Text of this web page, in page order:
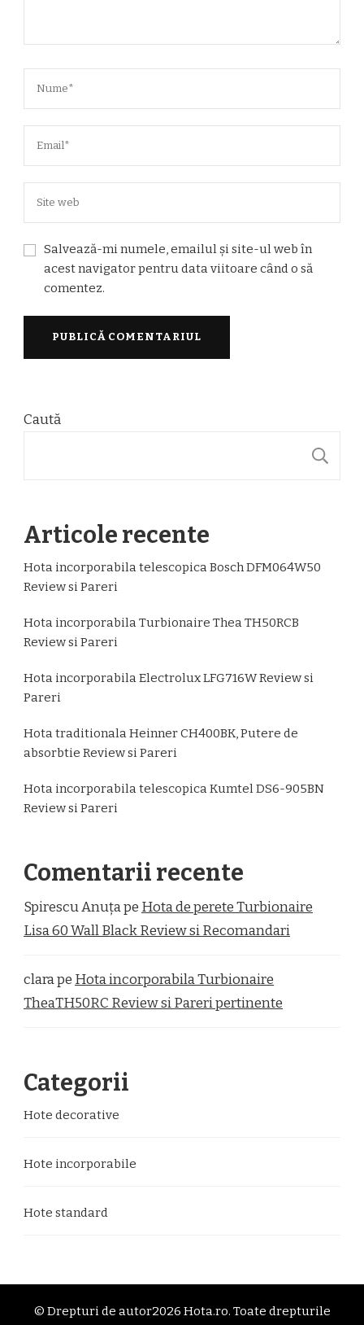
Salvează-mi numele, emailul și site-ul web în
acest navigator pentru data viitoare când o să
comentez.
Caută
Articole recente
Hota incorporabila telescopica Bosch DFM064W50
Review si Pareri
Hota incorporabila Turbionaire Thea TH50RCB
Review si Pareri
Hota incorporabila Electrolux LFG716W Review si
Pareri
Hota traditionala Heinner CH400BK, Putere de
absorbtie Review si Pareri
Hota incorporabila telescopica Kumtel DS6-905BN
Review si Pareri
Comentarii recente
Spirescu Anuțape Hota de perete Turbionaire
Lisa 60 Wall Black Review si Recomandari
clarape Hota incorporabila Turbionaire
TheaTH50RC Review si Pareri pertinente
Categorii
Hote decorative
Hote incorporabile
Hote standard
© Drepturi de autor2026 Hota.ro. Toate drepturile